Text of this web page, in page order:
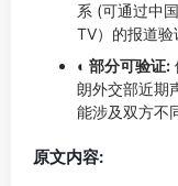
系 (可通过中
TV）的报道
◐ 部分可验证:
朗外交部近期
能涉及双方不
原文内容: